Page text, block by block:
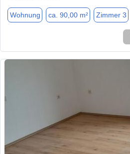
Wohnung ca. 90,00 m² Zimmer 3